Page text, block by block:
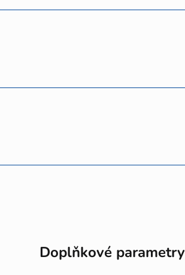
Doplňkové parametry